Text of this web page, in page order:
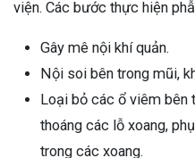
viện. Các bước thực hiện
Gây mê nội khí quản.
Nội soi bên trong mũi,
Loại bỏ các ổ viêm bên
thoáng các lỗ xoang,
trong các xoang.